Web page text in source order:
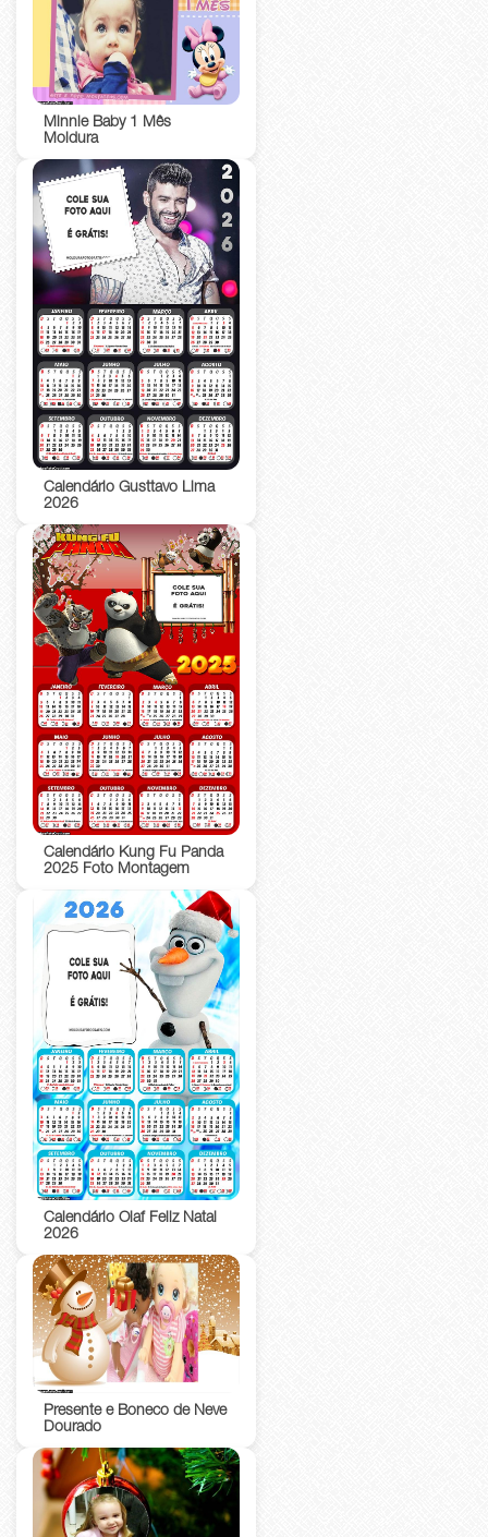
Minnie Baby 1 Mês
Moldura
Calendário Gusttavo Lima
2026
Calendário Kung Fu Panda
2025 Foto Montagem
Calendário Olaf Feliz Natal
2026
Presente e Boneco de Neve
Dourado